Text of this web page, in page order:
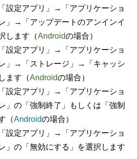
設定アプリ」→「アプリケーショ
」→「アップデートのアンインイ
します（Androidの場合）
設定アプリ」→「アプリケーショ
」→「ストレージ」→「キャッシ
ます（Androidの場合）
設定アプリ」→「アプリケーショ
」の「強制終了」もしくは「強制
（Androidの場合）
設定アプリ」→「アプリケーショ
」の「無効にする」を選択します